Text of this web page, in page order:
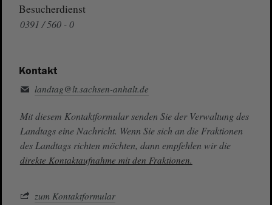
Besucherdienst
0391 / 560 - 0
Kontakt
landtag@lt.sachsen-anhalt.de
Mit diesem Kontaktformular senden Sie der Verwaltung des
Landtags eine Nachricht. Wenn Sie sich an die Fraktionen
des Landtags richten möchten, dann empfehlen wir die
direkte Kontaktaufnahme mit den Fraktionen.
zum Kontaktformular